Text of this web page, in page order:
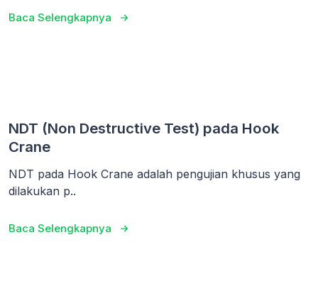
Baca Selengkapnya
NDT (Non Destructive Test) pada Hook
Crane
NDT pada Hook Crane adalah pengujian khusus yang
dilakukan p..
Baca Selengkapnya